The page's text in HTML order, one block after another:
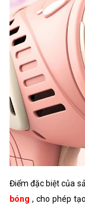
Điểm đặc biệt của
bóng , cho phép